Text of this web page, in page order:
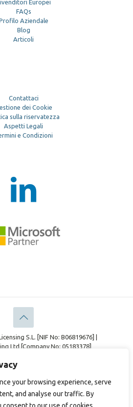
your browsing experience, serve
and analyse our traffic. By
Europei
FAQs
Aziendale
Blog
Articoli
Contattaci
dei Cookie
sulla riservatezza
Aspetti Legali
e Condizioni
S.L. [NIF No: B06819676] |
Ltd [Company No: 05183378]
dei Cookie